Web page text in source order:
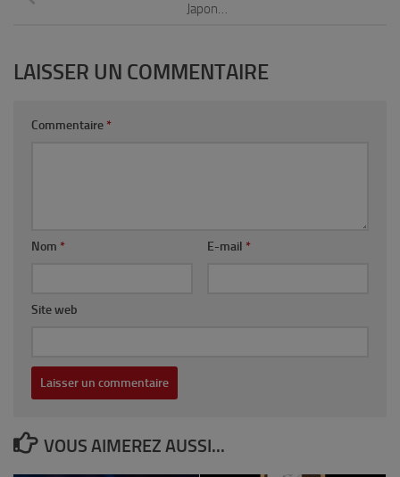
Japon…
LAISSER UN COMMENTAIRE
Commentaire *
Nom * E-mail *
Site web
VOUS AIMEREZ AUSSI...